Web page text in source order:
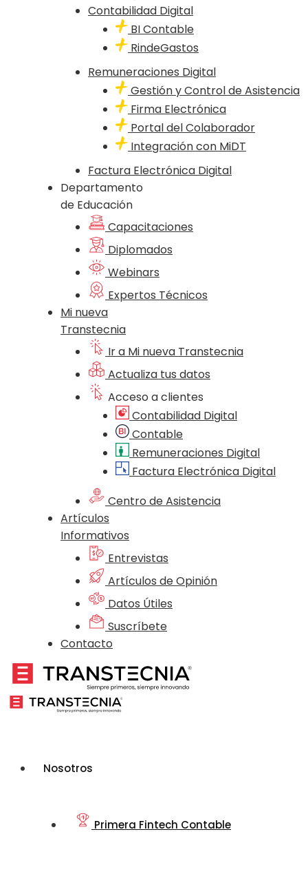
Contabilidad Digital
BI Contable
RindeGastos
Remuneraciones Digital
Gestión y Control de Asistencia
Firma Electrónica
Portal del Colaborador
Integración con MiDT
Factura Electrónica Digital
Departamento
de Educación
Capacitaciones
Diplomados
Webinars
Expertos Técnicos
Mi nueva
Transtecnia
Ir a Mi nueva Transtecnia
Actualiza tus datos
Acceso a clientes
Contabilidad Digital
Contable
Remuneraciones Digital
Factura Electrónica Digital
Centro de Asistencia
Artículos
Informativos
Entrevistas
Artículos de Opinión
Datos Útiles
Suscríbete
Contacto
Nosotros
Primera Fintech Contable